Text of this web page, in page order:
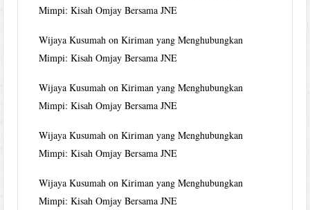
Mimpi: Kisah Omjay Bersama JNE
Wijaya Kusumah onKiriman yang Menghubungkan
Mimpi: Kisah Omjay Bersama JNE
Wijaya Kusumah onKiriman yang Menghubungkan
Mimpi: Kisah Omjay Bersama JNE
Wijaya Kusumah onKiriman yang Menghubungkan
Mimpi: Kisah Omjay Bersama JNE
Wijaya Kusumah onKiriman yang Menghubungkan
Mimpi: Kisah Omjay Bersama JNE